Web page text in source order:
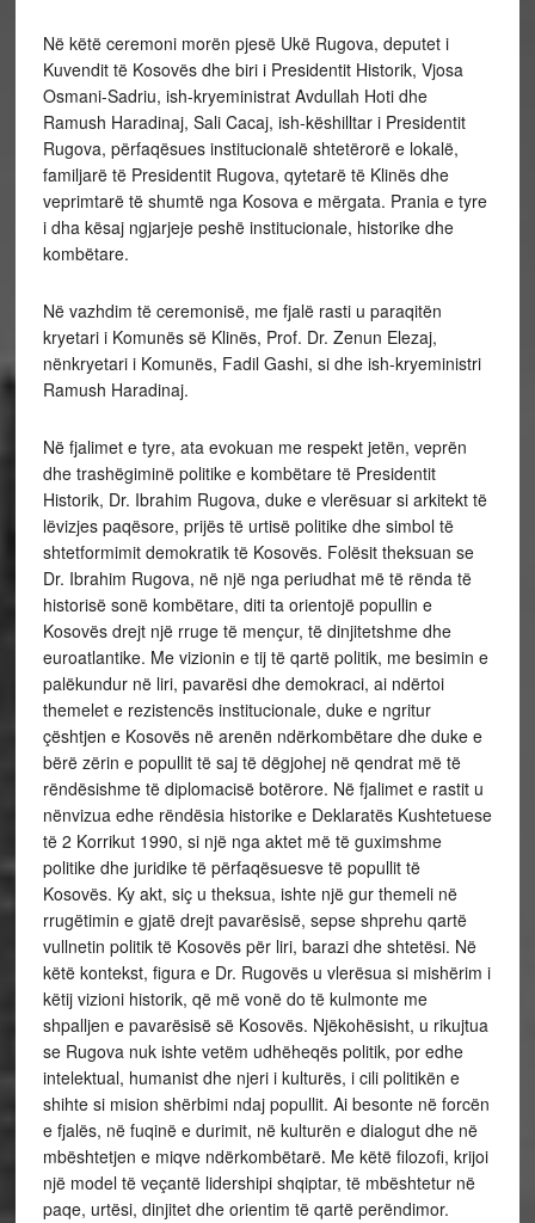
Në këtë ceremoni morën pjesë Ukë Rugova, deputet i
Kuvendit të Kosovës dhe biri i Presidentit Historik, Vjosa
Osmani-Sadriu, ish-kryeministrat Avdullah Hoti dhe
Ramush Haradinaj, Sali Cacaj, ish-këshilltar i Presidentit
Rugova, përfaqësues institucionalë shtetërorë e lokalë,
familjarë të Presidentit Rugova, qytetarë të Klinës dhe
veprimtarë të shumtë nga Kosova e mërgata. Prania e tyre
i dha kësaj ngjarjeje peshë institucionale, historike dhe
kombëtare.
Në vazhdim të ceremonisë, me fjalë rasti u paraqitën
kryetari i Komunës së Klinës, Prof. Dr. Zenun Elezaj,
nënkryetari i Komunës, Fadil Gashi, si dhe ish-kryeministri
Ramush Haradinaj.
Në fjalimet e tyre, ata evokuan me respekt jetën, veprën
dhe trashëgiminë politike e kombëtare të Presidentit
Historik, Dr. Ibrahim Rugova, duke e vlerësuar si arkitekt të
lëvizjes paqësore, prijës të urtisë politike dhe simbol të
shtetformimit demokratik të Kosovës. Folësit theksuan se
Dr. Ibrahim Rugova, në një nga periudhat më të rënda të
historisë sonë kombëtare, diti ta orientojë popullin e
Kosovës drejt një rruge të mençur, të dinjitetshme dhe
euroatlantike. Me vizionin e tij të qartë politik, me besimin e
palëkundur në liri, pavarësi dhe demokraci, ai ndërtoi
themelet e rezistencës institucionale, duke e ngritur
çështjen e Kosovës në arenën ndërkombëtare dhe duke e
bërë zërin e popullit të saj të dëgjohej në qendrat më të
rëndësishme të diplomacisë botërore. Në fjalimet e rastit u
nënvizua edhe rëndësia historike e Deklaratës Kushtetuese
të 2 Korrikut 1990, si një nga aktet më të guximshme
politike dhe juridike të përfaqësuesve të popullit të
Kosovës. Ky akt, siç u theksua, ishte një gur themeli në
rrugëtimin e gjatë drejt pavarësisë, sepse shprehu qartë
vullnetin politik të Kosovës për liri, barazi dhe shtetësi. Në
këtë kontekst, figura e Dr. Rugovës u vlerësua si mishërim i
këtij vizioni historik, që më vonë do të kulmonte me
shpalljen e pavarësisë së Kosovës. Njëkohësisht, u rikujtua
se Rugova nuk ishte vetëm udhëheqës politik, por edhe
intelektual, humanist dhe njeri i kulturës, i cili politikën e
shihte si mision shërbimi ndaj popullit. Ai besonte në forcën
e fjalës, në fuqinë e durimit, në kulturën e dialogut dhe në
mbështetjen e miqve ndërkombëtarë. Me këtë filozofi, krijoi
një model të veçantë lidershipi shqiptar, të mbështetur në
paqe, urtësi, dinjitet dhe orientim të qartë perëndimor.